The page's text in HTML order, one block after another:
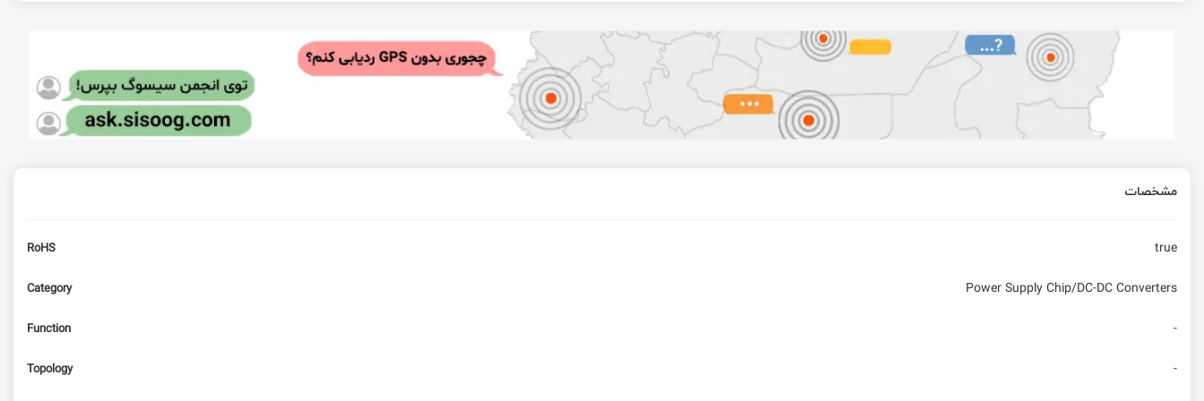
پردازش سیگنال آنالوگ به روش دایدالوس
آموزش میکروکنترلر Stm32f1 به صورت رجیستری قسمت سوم: UART
مشخصات
RoHS true
Category Power Supply Chip/DC-DC Converters
Function -
Topology -